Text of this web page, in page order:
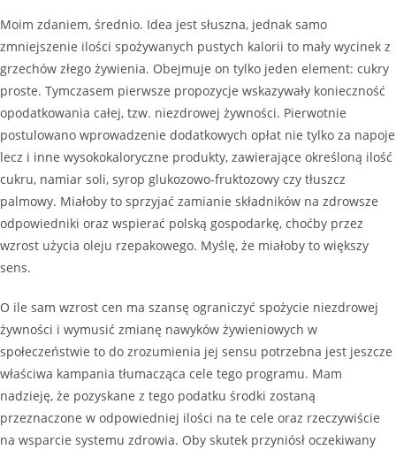
Moim zdaniem, średnio. Idea jest słuszna, jednak samo
zmniejszenie ilości spożywanych pustych kalorii to mały wycinek z
grzechów złego żywienia. Obejmuje on tylko jeden element: cukry
proste. Tymczasem pierwsze propozycje wskazywały konieczność
opodatkowania całej, tzw. niezdrowej żywności. Pierwotnie
postulowano wprowadzenie dodatkowych opłat nie tylko za napoje
lecz i inne wysokokaloryczne produkty, zawierające określoną ilość
cukru, namiar soli, syrop glukozowo-fruktozowy czy tłuszcz
palmowy. Miałoby to sprzyjać zamianie składników na zdrowsze
odpowiedniki oraz wspierać polską gospodarkę, choćby przez
wzrost użycia oleju rzepakowego. Myślę, że miałoby to większy
sens.
O ile sam wzrost cen ma szansę ograniczyć spożycie niezdrowej
żywności i wymusić zmianę nawyków żywieniowych w
społeczeństwie to do zrozumienia jej sensu potrzebna jest jeszcze
właściwa kampania tłumacząca cele tego programu. Mam
nadzieję, że pozyskane z tego podatku środki zostaną
przeznaczone w odpowiedniej ilości na te cele oraz rzeczywiście
na wsparcie systemu zdrowia. Oby skutek przyniósł oczekiwany